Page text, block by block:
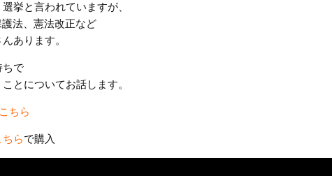
挙と言われていますが、
法、憲法改正など
あります。
ちで
とについてお話します。
こちら
ちらで購入